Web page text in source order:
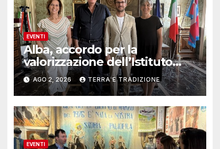
EVENTI
Alba, accordo per la
valorizzazione dell’Istituto
musicale Rocca
AGO 2, 2026 TERRA E TRADIZIONE
EVENTI